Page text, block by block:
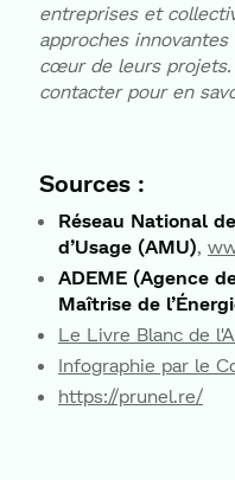
entreprises et
approches
cœur de leurs projets.
contacter pour en
Sources :
Réseau National
d’Usage (AMU),
ADEME (Agence
Maîtrise de
Le Livre Blanc de
Infographie par le
https://prunel.re/